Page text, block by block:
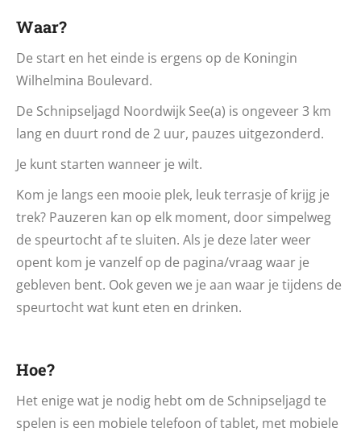
Waar?
De start en het einde is ergens op de Koningin
Wilhelmina Boulevard.
De Schnipseljagd Noordwijk See(a) is ongeveer 3 km
lang en duurt rond de 2 uur, pauzes uitgezonderd.
Je kunt starten wanneer je wilt.
Kom je langs een mooie plek, leuk terrasje of krijg je
trek? Pauzeren kan op elk moment, door simpelweg
de speurtocht af te sluiten. Als je deze later weer
opent kom je vanzelf op de pagina/vraag waar je
gebleven bent. Ook geven we je aan waar je tijdens de
speurtocht wat kunt eten en drinken.
Hoe?
Het enige wat je nodig hebt om de Schnipseljagd te
spelen is een mobiele telefoon of tablet, met mobiele